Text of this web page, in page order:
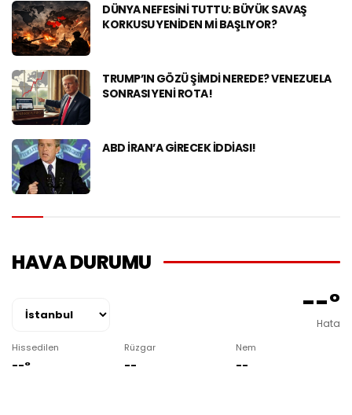
DÜNYA NEFESINI TUTTU: BÜYÜK SAVAŞ
KORKUSU YENIDEN MI BAŞLIYOR?
TRUMP’IN GÖZÜ ŞIMDI NEREDE? VENEZUELA
SONRASI YENI ROTA!
ABD İRAN’A GIRECEK IDDIASI!
HAVA DURUMU
--°
Hata
Hissedilen
--°
Rüzgar
--
Nem
--